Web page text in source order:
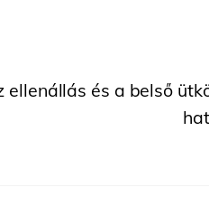
ellenállás és a belső